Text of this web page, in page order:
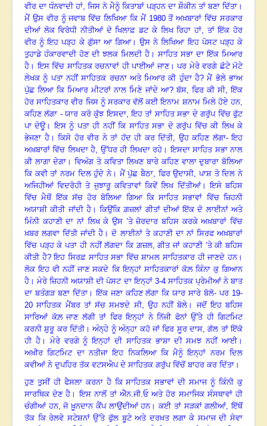
ਵੀਰ ਦਾ ਧੰਨਵਾਦੀ ਹਾਂ, ਜਿਸ ਨੇ ਮੈਨੂੰ ਕਿਤਾਬਾਂ ਪੜ੍ਹਨ ਦਾ ਸ਼ੌਕੀਨ ਤਾਂ ਬਣਾ ਦਿੱਤਾ।
ਮੈਂ ਉਸ ਵੀਰ ਨੂੰ ਜਵਾਬ ਵਿੱਚ ਲਿਖਿਆ ਕਿ ਮੈਂ 1980 ਤੋਂ ਅਖ਼ਬਾਰਾਂ ਵਿੱਚ ਸਰਕਾਰ
ਦੀਆਂ ਲੋਕ ਵਿਰੋਧੀ ਨੀਤੀਆਂ ਦੇ ਖਿਲਾਫ਼ ਡਟ ਕੇ ਲਿਖ ਰਿਹਾ ਹਾਂ, ਤਾਂ ਇੱਕ ਹੋਰ
ਵੀਰ ਨੂੰ ਇਹ ਪੜ੍ਹ ਕੇ ਗੁੱਸਾ ਆ ਗਿਆ। ਉਸ ਨੇ ਲਿਖਿਆ ਇਹ ਪੋਸਟ ਪੜ੍ਹ ਕੇ
ਤੁਹਾਡੇ ਹੰਕਾਰਵਾਦੀ ਹੋਣ ਦੀ ਝਲਕ ਮਿਲਦੀ ਹੈ। ਸਾਹਿਤ ਸਭਾ ਦਾ ਇੱਕ ਮਿਆਰ
ਹੈ । ਇਸ ਵਿੱਚ ਸਾਹਿਤਕ ਰਚਨਾਵਾਂ ਹੀ ਪਾਈਆਂ ਜਾਣ। ਪਰ ਮੇਰੇ ਵਰਗੇ ਛੋਟੇ ਮੋਟੇ
ਲੇਖਕ ਨੂੰ ਪਤਾ ਨਹੀਂ ਸਾਹਿਤਕ ਰਚਨਾ ਅਤੇ ਮਿਆਰ ਕੀ ਹੁੰਦਾ ਹੈ? ਮੈਂ ਭੋਲੇ ਭਾਅ
ਪੁੱਛ ਲਿਆ ਕਿ ਮਿਆਰ ਮੀਟਰਾਂ ਨਾਲ ਮਿਣੇ ਜਾਂਦੇ ਆ? ਬੱਸ, ਫਿਰ ਕੀ ਸੀ, ਇੱਕ
ਹੋਰ ਸਾਹਿਤਕਾਰ ਵੀਰ ਜਿਸ ਨੂੰ ਸਰਕਾਰ ਵੱਲੋਂ ਕਈ ਇਨਾਮ ਸ਼ਨਾਮ ਮਿਲੇ ਹੋਏ ਹਨ,
ਕਹਿਣ ਲੱਗਾ - ਯਾਰ ਕਰੋ ਕੁੱਝ ਇਸਦਾ, ਇਹ ਤਾਂ ਸਾਹਿਤ ਸਭਾ ਦੇ ਗਰੁੱਪ ਵਿੱਚ ਫੁੱਟ
ਪਾ ਦੇਊ।ਇਸ ਨੂੰ ਪਤਾ ਹੀ ਨਹੀਂ ਕਿ ਸਾਹਿਤ ਸਭਾ ਦੇ ਗਰੁੱਪ ਵਿੱਚ ਕੀ ਲਿਖ ਕੇ
ਭੇਜਣਾ ਹੈ। ਕਿਸੇ ਹੋਰ ਵੀਰ ਨੇ ਤਾਂ ਹੱਦ ਹੀ ਕਰ ਦਿੱਤੀ, ਉਹ ਕਹਿਣ ਲੱਗਾ- ਇਹ
ਅਖ਼ਬਾਰਾਂ ਵਿੱਚ ਲਿਖਦਾ ਹੈ, ਉੱਧਰ ਹੀ ਲਿਖਦਾ ਰਹੇ । ਇਸਦਾ ਸਾਹਿਤ ਸਭਾ ਨਾਲ
ਕੀ ਲਾਗਾ ਦੇਗਾ। ਵਿਅੰਗ ਤੇ ਕਵਿਤਾ ਲਿਖਣ ਬਾਰੇ ਕਹਿਣ ਵਾਲਾ ਦੁਬਾਰਾ ਬੋਲਿਆ
ਕਿ ਕਵੀ ਤਾਂ ਨਰਮ ਦਿਲ ਹੁੰਦੇ ਨੇ। ਮੈਂ ਪੁੱਛ ਬੈਠਾ, ਫਿਰ ਉਦਾਸੀ, ਪਾਸ਼ ਤੇ ਦਿਲ ਨੇ
ਅਜਿਹੀਆਂ ਵਿਦਰੋਹੀ ਤੇ ਜੁਝਾਰੂ ਕਵਿਤਾਵਾਂ ਕਿਵੇਂ ਲਿਖ ਦਿੱਤੀਆਂ। ਇਸੇ ਬਹਿਸ
ਵਿੱਚ ਮੈਥੋਂ ਇੱਕ ਸੱਚ ਹੋਰ ਬੋਲਿਆ ਗਿਆ ਕਿ ਸਾਹਿਤ ਸਭਾਵਾਂ ਵਿੱਚ ਜ਼ਿਹਨੀ
ਅਯਾਸ਼ੀ ਕੀਤੀ ਜਾਂਦੀ ਹੈ। ਕਿਉਂਕਿ ਗ਼ਜ਼ਲਾਂ ਗੀਤਾਂ ਦੀਆਂ ਇੱਕ ਦੋ ਲਾਈਨਾਂ ਅਤੇ
ਮਿੰਨੀ ਕਹਾਣੀ ਦਾ ਨਾਂ ਲਿਖ ਕੇ ਉਸ ’ਤੇ ਜ਼ੋਰਦਾਰ ਬਹਿਸ ਕਰਕੇ ਅਖ਼ਬਾਰਾਂ ਵਿੱਚ
ਖ਼ਬਰ ਲਗਵਾ ਦਿੱਤੀ ਜਾਂਦੀ ਹੈ। ਦੋ ਲਾਈਨਾਂ ਤੇ ਕਹਾਣੀ ਦਾ ਨਾਂ ਸਿਰਫ ਅਖ਼ਬਾਰਾਂ
ਵਿੱਚ ਪੜ੍ਹ ਕੇ ਪਤਾ ਹੀ ਨਹੀਂ ਲੱਗਦਾ ਕਿ ਗ਼ਜ਼ਲ, ਗੀਤ ਜਾਂ ਕਹਾਣੀ ’ਤੇ ਕੀ ਬਹਿਸ
ਕੀਤੀ ਹੈ? ਇਹ ਸਿਰਫ਼ ਸਾਹਿਤ ਸਭਾ ਵਿੱਚ ਸ਼ਾਮਲ ਸਾਹਿਤਕਾਰ ਹੀ ਜਾਣਦੇ ਹਨ।
ਲੋਕ ਇਹ ਵੀ ਨਹੀਂ ਜਾਣ ਸਕਦੇ ਕਿ ਇਨ੍ਹਾਂ ਸਾਹਿਤਕਾਰਾਂ ਕੋਲ਼ ਕਿੰਨਾ ਕੁ ਗਿਆਨ
ਹੈ। ਮੇਰੇ ਜ਼ਿਹਨੀ ਅਯਾਸ਼ੀ ਦੀ ਪੋਸਟ ਦਾ ਇਨ੍ਹਾਂ 3-4 ਸਾਹਿਤਕ ਪ੍ਰੇਮੀਆਂ ਨੇ ਬਾਤ
ਦਾ ਬਤੰਗੜ ਬਣਾ ਦਿੱਤਾ। ਇੱਕ ਜਣਾ ਕਹਿਣ ਲੱਗਾ ਕਿ ਯਾਰ ਸਾਰੇ ਬੋਲੋ- ਪਰ 19-
20 ਸਾਹਿਤਕ ਮੈਂਬਰ ਤਾਂ ਸੱਚ ਸਮਝਦੇ ਸੀ, ਉਹ ਨਹੀਂ ਬੋਲੇ। ਜਦੋਂ ਇਹ ਬਹਿਸ
ਸਾਰਿਆਂ ਕੋਲ਼ ਜਾਣ ਲੱਗੀ ਤਾਂ ਫਿਰ ਇਨ੍ਹਾਂ ਨੇ ਨਿੱਜੀ ਫੋਨਾਂ ਉੱਤੇ ਹੀ ਗਿਟਮਿਟ
ਕਰਨੀ ਸ਼ੁਰੂ ਕਰ ਦਿੱਤੀ। ਅੰਨ੍ਹੇ ਨੂੰ ਅੰਨ੍ਹਾ ਕਹੋ ਜਾਂ ਫਿਰ ਸੂਰ ਦਾਸ, ਗੱਲ ਤਾਂ ਇੱਕੋ
ਹੀ ਹੈ। ਮੇਰੇ ਵਰਗੇ ਨੂੰ ਇਨ੍ਹਾਂ ਦੀ ਸਾਹਿਤਕ ਭਾਸ਼ਾ ਦੀ ਸਮਝ ਨਹੀਂ ਆਈ।
ਅਖ਼ੀਰ ਗਿਟਮਿਟ ਦਾ ਨਤੀਜਾ ਇਹ ਨਿਕਲਿਆ ਕਿ ਮੈਨੂੰ ਇਨ੍ਹਾਂ ਨਰਮ ਦਿਲ
ਕਵੀਆਂ ਨੇ ਦੁਪਹਿਰ ਤੱਕ ਵਟਸਐਪ ਦੇ ਸਾਹਿਤਕ ਗਰੁੱਪ ਵਿੱਚੋਂ ਬਾਹਰ ਕਰ ਦਿੱਤਾ।
ਹੁਣ ਤੁਸੀਂ ਹੀ ਫੈਸਲਾ ਕਰਨਾ ਹੈ ਕਿ ਸਾਹਿਤਕ ਸਭਾਵਾਂ ਦੀ ਸਮਾਜ ਨੂੰ ਕਿੰਨੀ ਕੁ
ਸਾਰਥਿਕ ਦੇਣ ਹੈ। ਇਸ ਨਾਲੋਂ ਤਾਂ ਐੱਨ.ਜੀ.ਓ ਅਤੇ ਹੋਰ ਸਮਾਜਿਕ ਸੰਸਥਾਵਾਂ ਹੀ
ਚੰਗੀਆਂ ਹਨ, ਜੋ ਖ਼ੂਨਦਾਨ ਕੈਂਪ ਲਾਉਂਦੀਆਂ ਹਨ। ਕਈ ਤਾਂ ਸੜਕਾਂ ਗਲੀਆਂ, ਇੱਥੋਂ
ਤੱਕ ਕਿ ਰੇਲਵੇ ਸਟੇਸ਼ਨਾਂ ਉੱਤੇ ਫੁੱਲ ਬੂਟੇ ਅਤੇ ਦਰਖ਼ਤ ਲਗਾ ਕੇ ਸਮਾਜ ਦੀ ਸੇਵਾ